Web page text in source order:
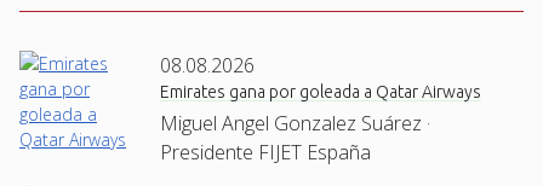
08.08.2026
Emirates gana por goleada a Qatar Airways
Miguel Angel Gonzalez Suárez ·
Presidente FIJET España